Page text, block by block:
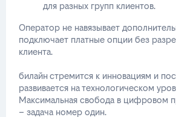
для разных групп клиентов.
Оператор не навязывает
подключает платные опции без
клиента.
билайн стремится к инновациям и
развивается на технологическом
Максимальная свобода в цифровом
– задача номер один.